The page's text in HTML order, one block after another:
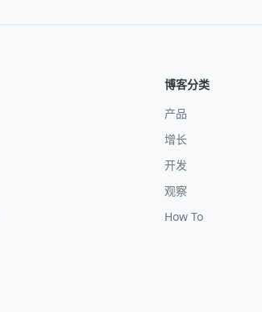
博客分类
产品
增长
开发
观察
How To